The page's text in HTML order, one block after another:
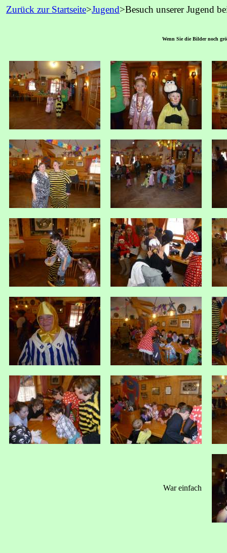
Zurück zur Startseite>Jugend>Besuch unserer Jugend
Wenn Sie die Bilder noch
War einfach